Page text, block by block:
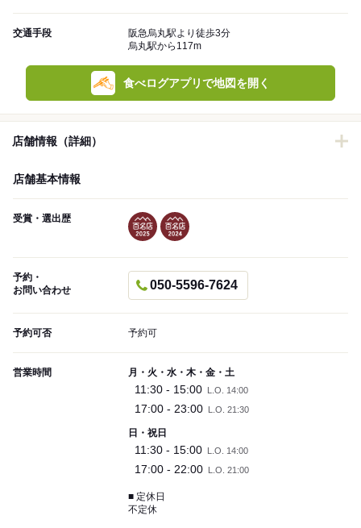
交通手段
阪急烏丸駅より徒歩3分
烏丸駅から117m
食べログアプリで地図を開く
店舗情報（詳細）
店舗基本情報
受賞・選出歴
予約・
お問い合わせ
050-5596-7624
予約可否 予約可
営業時間 月・火・水・木・金・土
11:30 - 15:00 L.O. 14:00
17:00 - 23:00 L.O. 21:30
日・祝日
11:30 - 15:00 L.O. 14:00
17:00 - 22:00 L.O. 21:00
■ 定休日
不定休